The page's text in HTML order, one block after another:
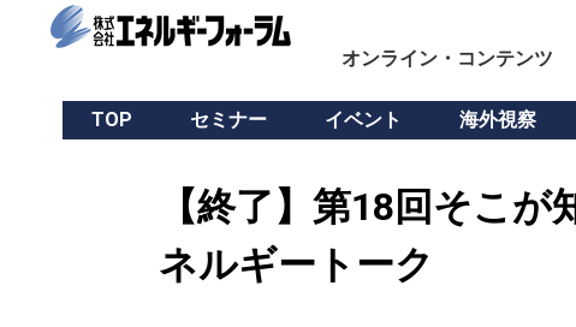
オンライン・コンテンツ
TOP セミナー イベント 海外視察
【終了】第18回そこ
ネルギートーク